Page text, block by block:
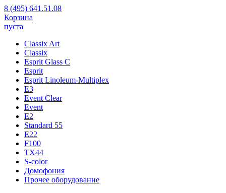
8 (495) 641.51.08
Корзина
пуста
Classix Art
Classix
Esprit Glass C
Esprit
Esprit Linoleum-Multiplex
E3
Event Clear
Event
E2
Standard 55
E22
F100
TX44
S-color
Домофония
Прочее оборудование